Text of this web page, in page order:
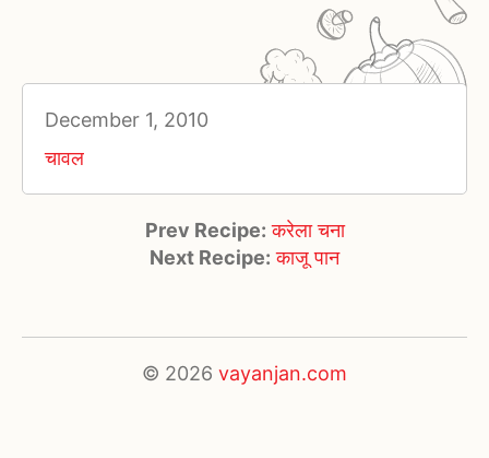
December 1, 2010
चावल
Prev Recipe: करेला चना
Next Recipe: काजू पान
© 2026 vayanjan.com